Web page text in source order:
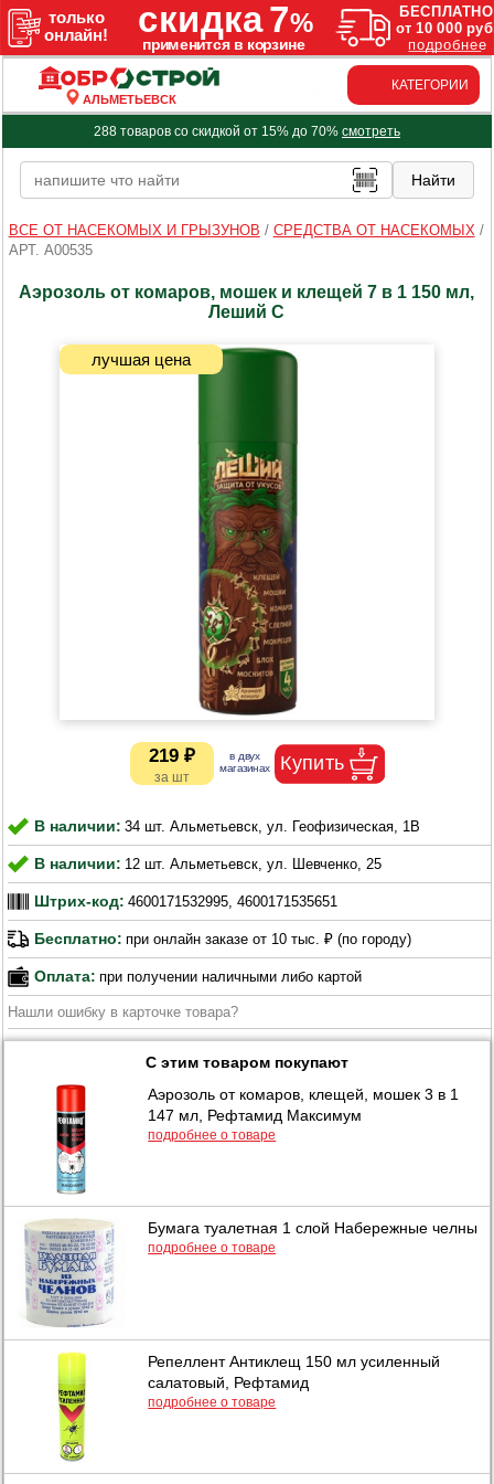
АЛЬМЕТЬЕВСК
КАТЕГОРИИ
288 товаров со скидкой от 15% до 70% смотреть
ВСЕ ОТ НАСЕКОМЫХ И ГРЫЗУНОВ / СРЕДСТВА ОТ НАСЕКОМЫХ /
АРТ. A00535
Аэрозоль от комаров, мошек и клещей 7 в 1 150 мл,
Леший С
219 ₽
В наличии: 34 шт. Альметьевск, ул. Геофизическая, 1В
В наличии: 12 шт. Альметьевск, ул. Шевченко, 25
Штрих-код: 4600171532995, 4600171535651
Бесплатно: при онлайн заказе от 10 тыс. ₽ (по городу)
Оплата: при получении наличными либо картой
Нашли ошибку в карточке товара?
С этим товаром покупают
Аэрозоль от комаров, клещей, мошек 3 в 1
147 мл, Рефтамид Максимум
подробнее о товаре
Бумага туалетная 1 слой Набережные челны
подробнее о товаре
Репеллент Антиклещ 150 мл усиленный
салатовый, Рефтамид
подробнее о товаре